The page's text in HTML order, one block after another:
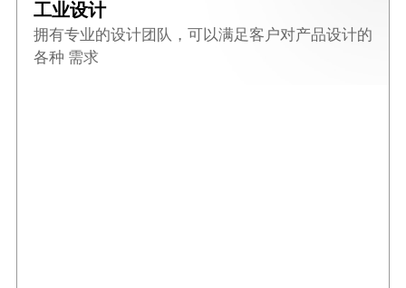
工业设计
拥有专业的设计团队，可以满足客户对产品设计的
各种 需求